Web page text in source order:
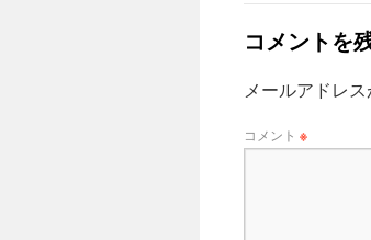
コメントを
メールアドレ
コメント ※